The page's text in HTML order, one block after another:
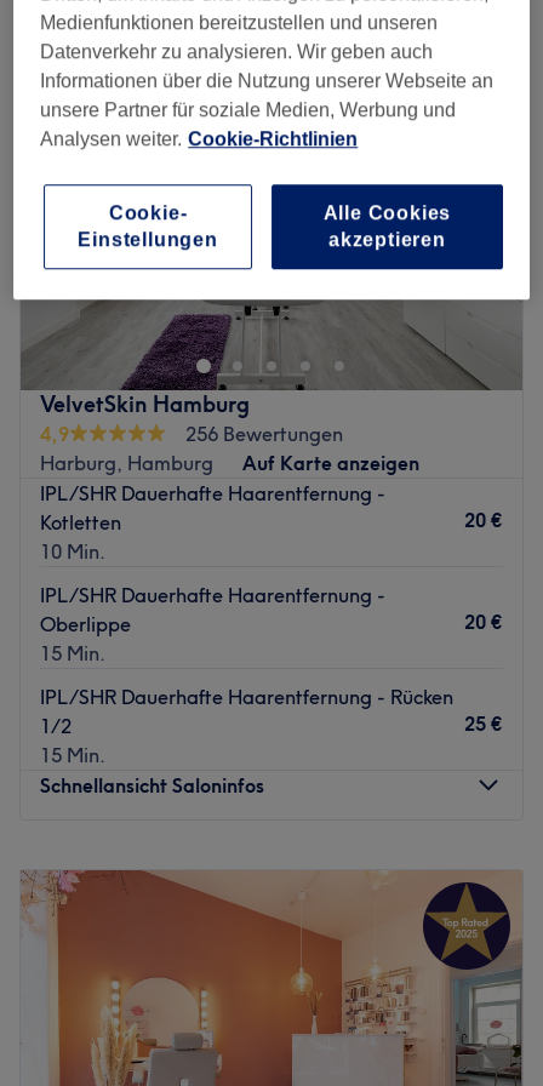
ipl - dauerhafte haarentfernung in der Nähe von Harburg Rathaus,
Hamburg
VelvetSkin Hamburg
4,9
256 Bewertungen
Harburg, Hamburg
Auf Karte anzeigen
IPL/SHR Dauerhafte Haarentfernung -
Kotletten
10 Min.
20 €
IPL/SHR Dauerhafte Haarentfernung -
Oberlippe
15 Min.
20 €
IPL/SHR Dauerhafte Haarentfernung - Rücken
1/2
15 Min.
25 €
Schnellansicht Saloninfos
Dienstag
10:00
20:00
Mittwoch
20:00
–20:00
10:00
20:00
Samstag
Geschlossen
Sonntag
Geschlossen
Medienfunktionen bereitzustellen und unseren
Datenverkehr zu analysieren. Wir geben auch
Informationen über die Nutzung unserer Webseite an
unsere Partner für soziale Medien, Werbung und
Analysen weiter. Cookie-Richtlinien
Cookie-
Einstellungen
Alle Cookies
akzeptieren